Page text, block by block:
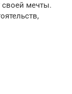
своей мечты.